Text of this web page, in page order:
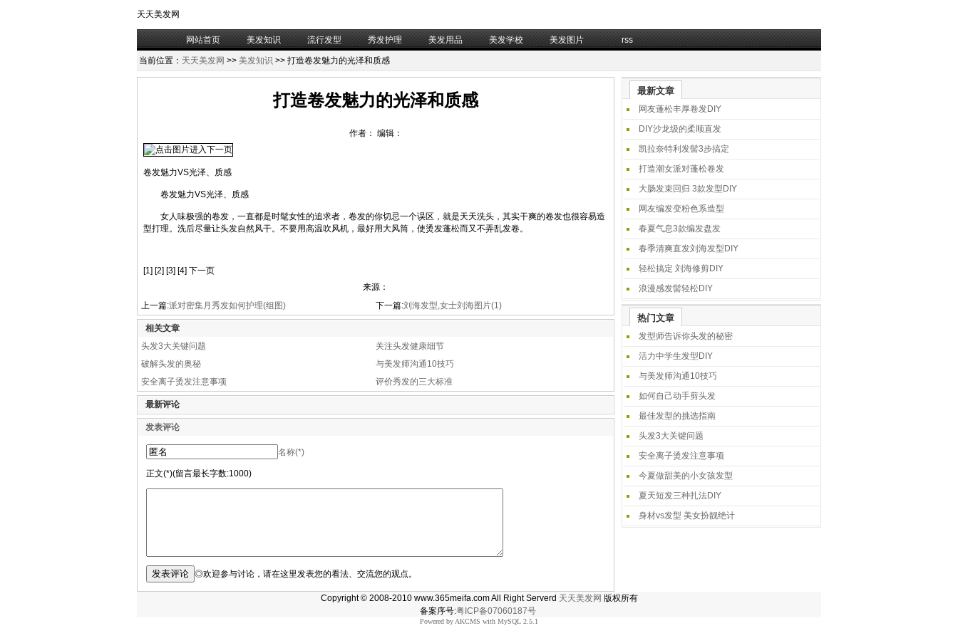
天天美发网
网站首页 美发知识 流行发型 秀发护理 美发用品 美发学校 美发图片 rss
当前位置： 天天美发网 >> 美发知识 >> 打造卷发魅力的光泽和质感
打造卷发魅力的光泽和质感
作者： 编辑：
卷发魅力VS光泽、质感
卷发魅力VS光泽、质感
女人味极强的卷发，一直都是时髦女性的追求者，卷发的你切忌一个误区，就是天天洗头，其实干爽的卷发也很容易造
型打理。洗后尽量让头发自然风干。不要用高温吹风机，最好用大风筒，使烫发蓬松而又不弄乱发卷。
[1] [2] [3] [4] 下一页
来源：
上一篇:派对密集月秀发如何护理(组图) 下一篇:刘海发型,女士刘海图片(1)
相关文章
头发3大关键问题
关注头发健康细节
破解头发的奥秘
与美发师沟通10技巧
安全离子烫发注意事项
评价秀发的三大标准
最新评论
发表评论
名称(*)
正文(*)(留言最长字数:1000)
◎欢迎参与讨论，请在这里发表您的看法、交流您的观点。
最新文章
网友蓬松丰厚卷发DIY
DIY沙龙级的柔顺直发
凯拉奈特利发髻3步搞定
打造潮女派对蓬松卷发
大肠发束回归 3款发型DIY
网友编发变粉色系造型
春夏气息3款编发盘发
春季清爽直发刘海发型DIY
轻松搞定 刘海修剪DIY
浪漫感发髻轻松DIY
热门文章
发型师告诉你头发的秘密
活力中学生发型DIY
与美发师沟通10技巧
如何自己动手剪头发
最佳发型的挑选指南
头发3大关键问题
安全离子烫发注意事项
今夏做甜美的小女孩发型
夏天短发三种扎法DIY
身材vs发型 美女扮靓绝计
Copyright © 2008-2010 www.365meifa.com All Right Serverd 天天美发网 版权所有
备案序号:粤ICP备07060187号
Powered by AKCMS with MySQL 2.5.1